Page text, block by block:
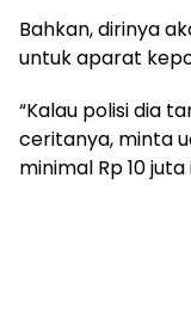
Bahkan, dirinya
untuk aparat
“Kalau polisi dia
ceritanya, minta
minimal Rp 10 juta